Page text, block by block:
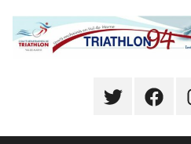
contenu
ComitéTwitter